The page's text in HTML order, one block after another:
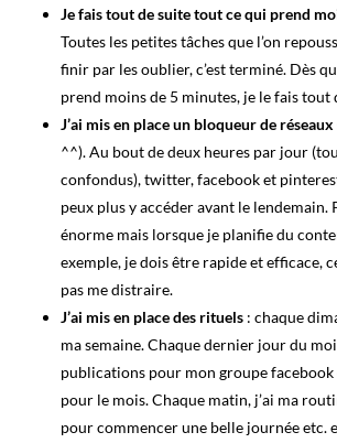
Je fais tout de suite tout ce qui prend
Toutes les petites tâches que l’on
finir par les oublier, c’est terminé. Dès
prend moins de 5 minutes, je le fais tout
J’ai mis en place un bloqueur de
^^). Au bout de deux heures par jour
confondus), twitter, facebook et
peux plus y accéder avant le lendemain.
énorme mais lorsque je planifie du
exemple, je dois être rapide et efficace,
pas me distraire.
J’ai mis en place des rituels : chaque
ma semaine. Chaque dernier jour du
publications pour mon groupe facebook
pour le mois. Chaque matin, j’ai ma
pour commencer une belle journée etc.